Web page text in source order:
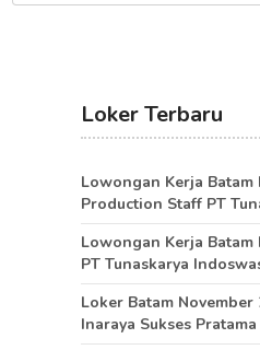
Loker Terbaru
Lowongan Kerja Batam
Production Staff PT
Lowongan Kerja Batam
PT Tunaskarya
Loker Batam November
Inaraya Sukses Pratama